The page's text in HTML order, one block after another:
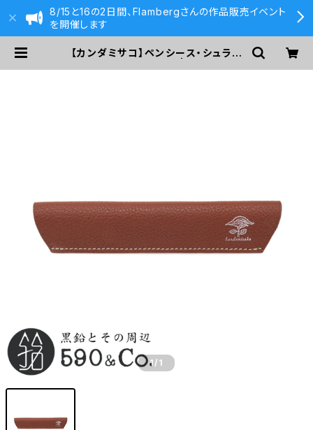
8/15と16の2日間、Flambergさんの作品販売イベント
を開催します
【カンダミサコ】ペンシース・シュラン
1/1